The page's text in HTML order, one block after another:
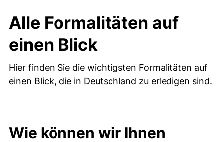
Alle Formalitäten auf
einen Blick
Hier finden Sie die wichtigsten Formalitäten auf
einen Blick, die in Deutschland zu erledigen sind.
Wie können wir Ihnen